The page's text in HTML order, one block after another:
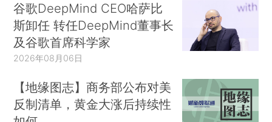
谷歌DeepMind CEO哈萨比
斯卸任 转任DeepMind董事长
及谷歌首席科学家
2026年08月06日
【地缘图志】商务部公布对美
反制清单，黄金大涨后持续性